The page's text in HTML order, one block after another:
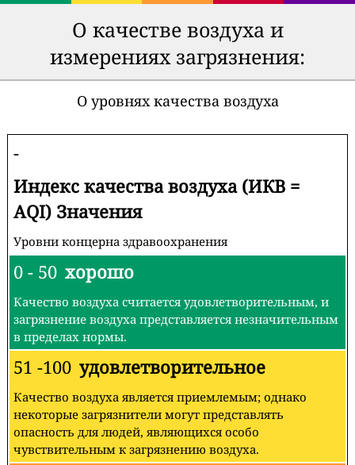
О качестве воздуха и
измерениях загрязнения:
О уровнях качества воздуха
-
Индекс качества воздуха (ИКВ =
AQI) Значения
Уровни концерна здравоохранения
0 - 50 хорошо
Качество воздуха считается удовлетворительным, и
загрязнение воздуха представляется незначительным
в пределах нормы.
51 -100 удовлетворительное
Качество воздуха является приемлемым; однако
некоторые загрязнители могут представлять
опасность для людей, являющихся особо
чувствительным к загрязнению воздуха.